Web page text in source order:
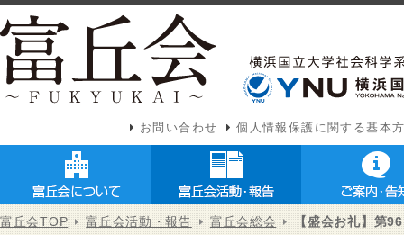
お問い合わせ 個人情報保護に関する基本
富丘会TOP 富丘会活動・報告 富丘会総会 【盛会お礼】第